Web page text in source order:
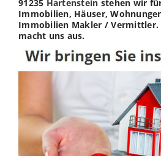
91235 Hartenstein stehen wir
Immobilien, Häuser,
Immobilien Makler / Vermittler.
macht uns aus.